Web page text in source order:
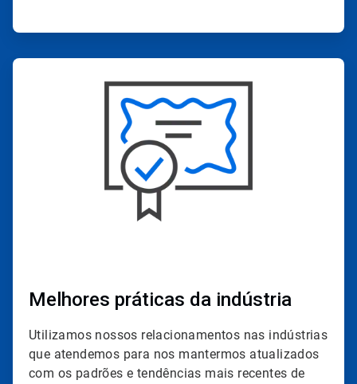
ArticleTile
Melhores práticas da indústria
Utilizamos nossos relacionamentos nas indústrias
que atendemos para nos mantermos atualizados
com os padrões e tendências mais recentes de